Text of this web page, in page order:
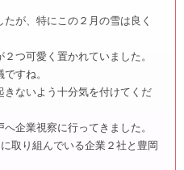
が、特にこの２月の雪は良く
つ可愛く置かれていました。
すね。
ないよう十分気を付けてくだ
企業視察に行ってきました。
取り組んでいる企業２社と豊岡